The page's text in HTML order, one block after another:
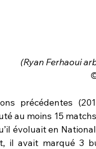
(Ryan Ferhaoui
précédentes
au moins 15
évoluait en
il avait marqué 3